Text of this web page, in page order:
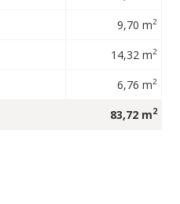
9,70 m2
14,32 m2
6,76 m2
83,72 m2